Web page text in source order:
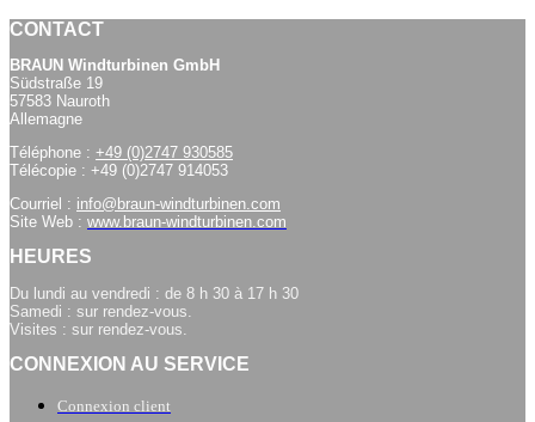
CONTACT
BRAUN Windturbinen GmbH
Südstraße 19
57583 Nauroth
Allemagne
Téléphone : +49 (0)2747 930585
Télécopie : +49 (0)2747 914053
Courriel : info@braun-windturbinen.com
Site Web : www.braun-windturbinen.com
HEURES
Du lundi au vendredi : de 8 h 30 à 17 h 30
Samedi : sur rendez-vous.
Visites : sur rendez-vous.
CONNEXION AU SERVICE
Connexion client